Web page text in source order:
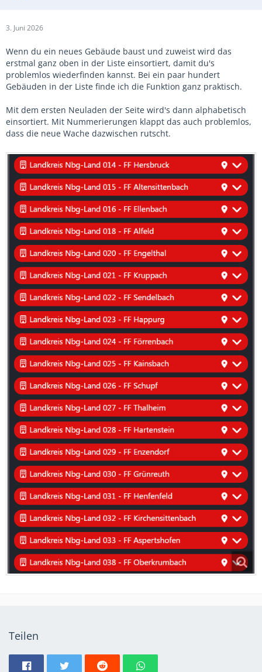
3. Juni 2026
Wenn du ein neues Gebäude baust und zuweist wird das
erstmal ganz oben in der Liste einsortiert, damit du's
problemlos wiederfinden kannst. Bei ein paar hundert
Gebäuden in der Liste finde ich die Funktion ganz praktisch.
Mit dem ersten Neuladen der Seite wird's dann alphabetisch
einsortiert. Mit Nummerierungen klappt das auch problemlos,
dass die neue Wache dazwischen rutscht.
Teilen